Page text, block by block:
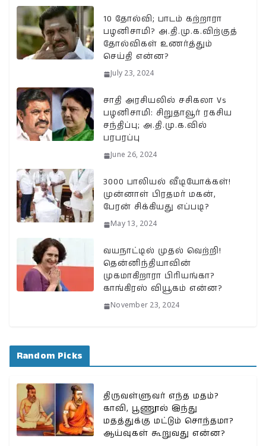
10 தோல்வி; பாடம் கற்றாரா
பழனிசாமி? அ.தி.மு.க.விற்குத்
தோல்விகள் உணர்த்தும்
செய்தி என்ன?
July 23, 2024
சாதி அரசியலில் சசிகலா Vs
பழனிசாமி: சிறுதாவூர் ரகசிய
சந்திப்பு; அ.தி.மு.க.வில்
பரபரப்பு
June 26, 2024
3000 பாலியல் வீடியோக்கள்!
முன்னாள் பிரதமர் மகன்,
பேரன் சிக்கியது எப்படி?
May 13, 2024
வயநாட்டில் முதல் வெற்றி!
தென்னிந்தியாவின்
முகமாகிறாரா பிரியங்கா?
காங்கிரஸ் வியூகம் என்ன?
November 23, 2024
Random Picks
திருவள்ளுவர் எந்த மதம்?
காவி, பூணூல் இந்து
மதத்துக்கு மட்டும் சொந்தமா?
ஆய்வுகள் கூறுவது என்ன?